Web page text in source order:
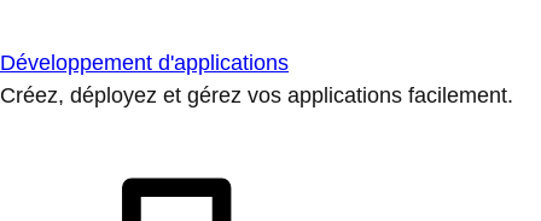
Développement d'applications
Créez, déployez et gérez vos applications facilement.